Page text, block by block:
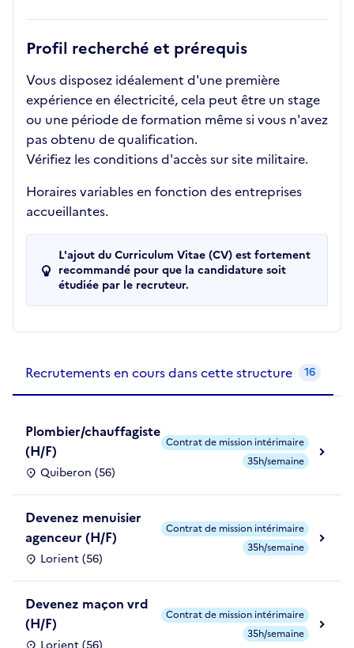
Profil recherché et prérequis
Vous disposez idéalement d'une première
expérience en électricité, cela peut être un stage
ou une période de formation même si vous n'avez
pas obtenu de qualification.
Vérifiez les conditions d'accès sur site militaire.
Horaires variables en fonction des entreprises
accueillantes.
L'ajout du Curriculum Vitae (CV) est fortement
recommandé pour que la candidature soit
étudiée par le recruteur.
Recrutements en cours dans cette structure 16
Plombier/chauffagiste
(H/F)
Quiberon (56)
Contrat de mission intérimaire
35h/semaine
Devenez menuisier
agenceur (H/F)
Lorient (56)
Contrat de mission intérimaire
35h/semaine
Devenez maçon vrd
(H/F)
Contrat de mission intérimaire
35h/semaine